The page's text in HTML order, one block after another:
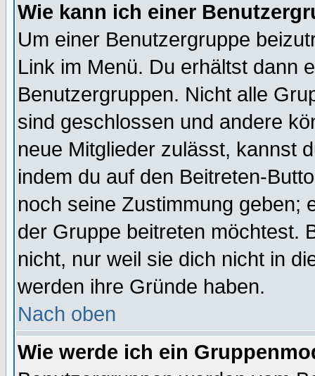
Wie kann ich einer
Um einer Benutzergruppe
Link im Menü. Du erhältst dann
Benutzergruppen. Nicht alle
sind geschlossen und andere
neue Mitglieder zulässt, kannst
indem du auf den Beitreten-
noch seine Zustimmung geben;
der Gruppe beitreten möchtest.
nicht, nur weil sie dich nicht in
werden ihre Gründe haben.
Nach oben
Wie werde ich ein